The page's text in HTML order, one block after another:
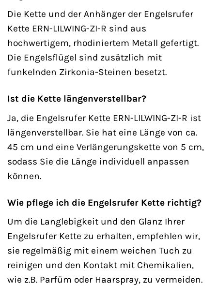
Die Kette und der Anhänger der Engelsrufer
Kette ERN-LILWING-ZI-R sind aus
hochwertigem, rhodiniertem Metall gefertigt.
Die Engelsflügel sind zusätzlich mit
funkelnden Zirkonia-Steinen besetzt.
Ist die Kette längenverstellbar?
Ja, die Engelsrufer Kette ERN-LILWING-ZI-R ist
längenverstellbar. Sie hat eine Länge von ca.
45 cm und eine Verlängerungskette von 5 cm,
sodass Sie die Länge individuell anpassen
können.
Wie pflege ich die Engelsrufer Kette richtig?
Um die Langlebigkeit und den Glanz Ihrer
Engelsrufer Kette zu erhalten, empfehlen wir,
sie regelmäßig mit einem weichen Tuch zu
reinigen und den Kontakt mit Chemikalien,
wie z.B. Parfüm oder Haarspray, zu vermeiden.